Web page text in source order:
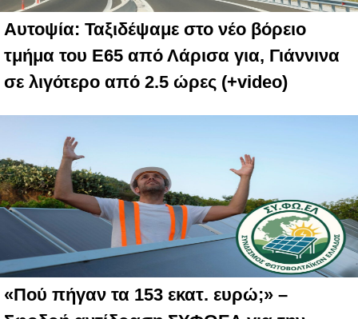
Αυτοψία: Ταξιδέψαμε στο νέο βόρειο
τμήμα του Ε65 από Λάρισα για, Γιάννινα
σε λιγότερο από 2.5 ώρες (+video)
«Πού πήγαν τα 153 εκατ. ευρώ;» –